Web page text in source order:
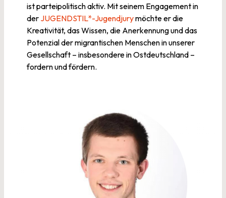
ist parteipolitisch aktiv. Mit seinem Engagement in
derJUGENDSTIL*-Jugendjurymöchte er die
Kreativität, das Wissen, die Anerkennung und das
Potenzial der migrantischen Menschen in unserer
Gesellschaft – insbesondere in Ostdeutschland –
fordern und fördern.